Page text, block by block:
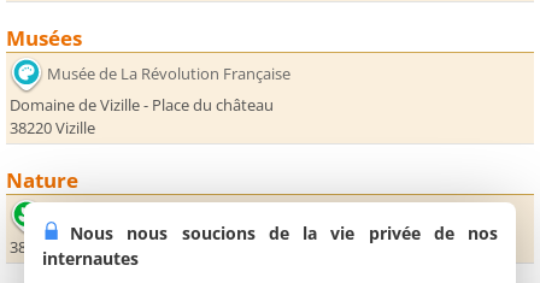
Musées
Musée de La Révolution Française
Domaine de Vizille - Place du château
38220 Vizille
Nature
38450 Le Gua
Nous nous soucions de la vie privée de nos
internautes